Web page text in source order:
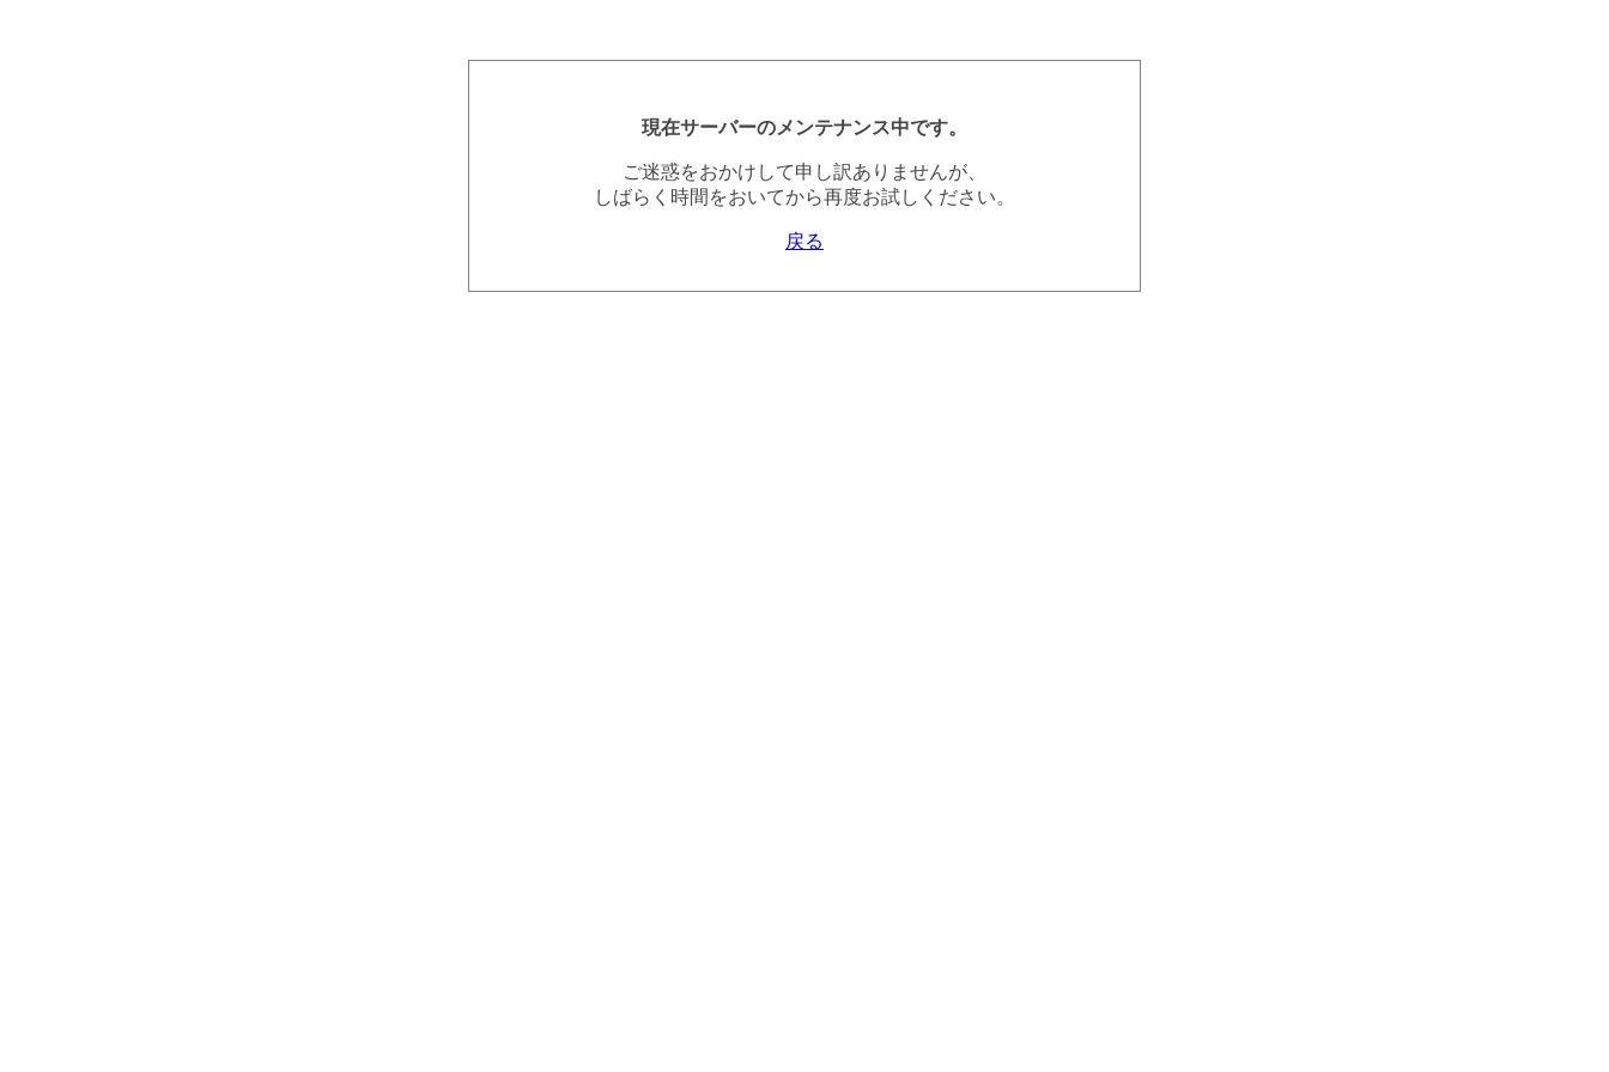
現在サーバーのメンテナンス中です。
ご迷惑をおかけして申し訳ありませんが、
しばらく時間をおいてから再度お試しください。
戻る